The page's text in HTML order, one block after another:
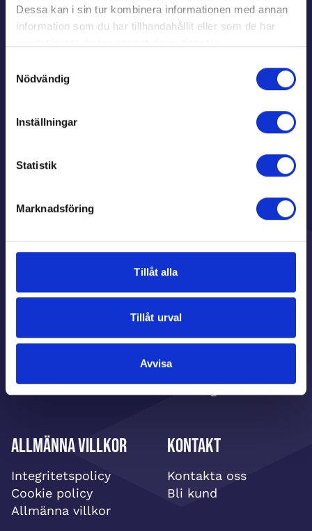
Dessa kan i sin tur kombinera informationen med annan
information som du har tillhandahållit eller som de har
Nödvändig
Inställningar
Statistik
Marknadsföring
Tillåt alla
Tillåt urval
Avvisa
Sidfot
Att vara kund
Starta försäljning
Logga in
Om oss
Vanliga frågor
Tjäna pengar till laget
Tjäna pengar till
Tjäna pengar till
föreningen
Allmänna villkor
Integritetspolicy
Cookie policy
Allmänna villkor
Kontakt
Kontakta oss
Bli kund